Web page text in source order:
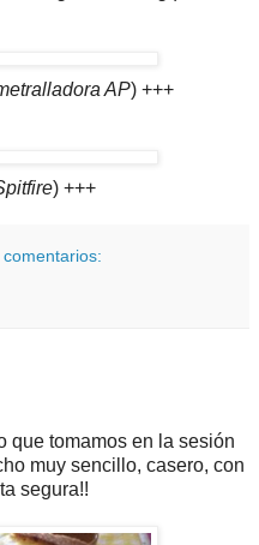
AP) +++
) +++
comentarios:
que tomamos en la sesión
muy sencillo, casero, con
segura!!